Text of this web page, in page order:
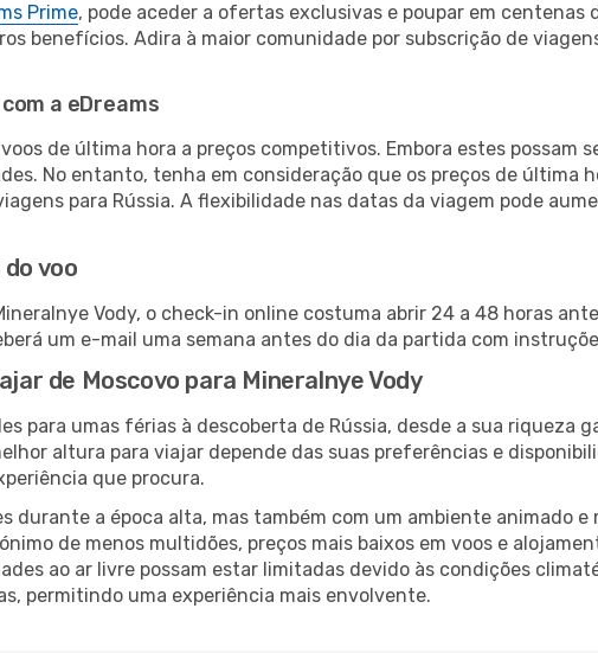
Prime, pode aceder a ofertas exclusivas e poupar em centenas
benefícios. Adira à maior comunidade por subscrição de
a eDreams
de última hora a preços competitivos. Embora estes possam
No entanto, tenha em consideração que os preços de última
para Rússia. A flexibilidade nas datas da viagem pode
voo
Vody, o check-in online costuma abrir 24 a 48 horas
um e-mail uma semana antes do dia da partida com
de Moscovo para Mineralnye Vody
para umas férias à descoberta de Rússia, desde a sua riqueza
altura para viajar depende das suas preferências e
que procura.
durante a época alta, mas também com um ambiente animado
de menos multidões, preços mais baixos em voos e
ao ar livre possam estar limitadas devido às condições
permitindo uma experiência mais envolvente.